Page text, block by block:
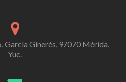
García Ginerés, 97070 Mérida,
Yuc.